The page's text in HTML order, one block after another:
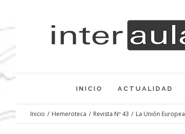
INICIO ACTUALIDAD
Inicio / Hemeroteca / Revista Nº 43 / La Unión Europea